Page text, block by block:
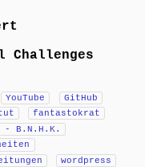
YouTube
GitHub
fantastokrat
B.N.H.K.
wordpress